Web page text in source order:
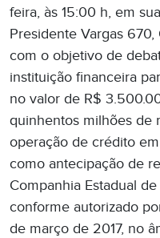
feira, às 15:00 h, em
Presidente Vargas 670,
com o objetivo de
instituição financeira
no valor de R$
quinhentos milhões de
operação de crédito
como antecipação de
Companhia Estadual
conforme autorizado
de março de 2017, no